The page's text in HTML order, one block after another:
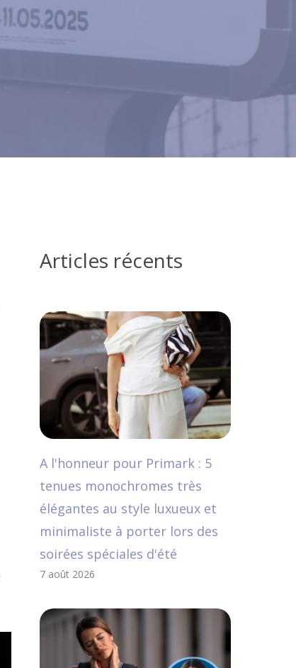
Articles récents
A l'honneur pour Primark : 5
tenues monochromes très
élégantes au style luxueux et
minimaliste à porter lors des
soirées spéciales d'été
7 août 2026